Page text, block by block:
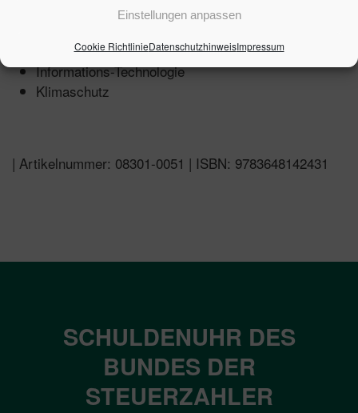
Einstellungen anpassen
Cookie RichtlinieDatenschutzhinweisImpressum
Reise / Urlaub
Auto / Verkehr
Informations-Technologie
Klimaschutz
| Artikelnummer: 08301-0051 | ISBN: 9783648142431
SCHULDENUHR DES
BUNDES DER
STEUERZAHLER